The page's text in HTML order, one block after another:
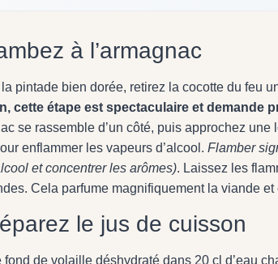
à l’armagnac
pintade bien dorée, retirez la cocotte du feu
cette étape est spectaculaire et demande
se rassemble d’un côté, puis approchez
enflammer les vapeurs d’alcool. Flamber
et concentrer les arômes). Laissez les
Cela parfume magnifiquement la viande et
le jus de cuisson
fond de volaille déshydraté dans 20 cl d’eau